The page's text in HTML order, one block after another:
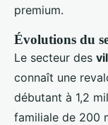
premium.
Évolutions du
Le secteur des
connaît une
débutant à 1,2
familiale de 200